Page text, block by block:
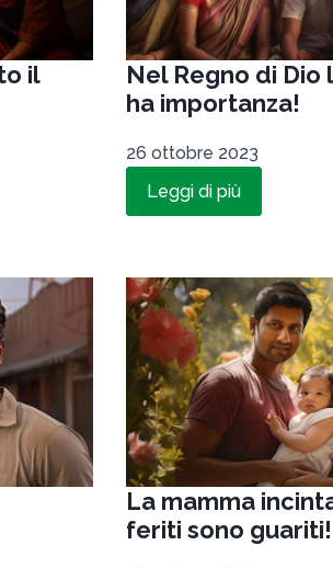
il
Nel Regno di Dio
ha importanza!
26 ottobre 2023
Leggi di più
La mamma
feriti sono guariti!